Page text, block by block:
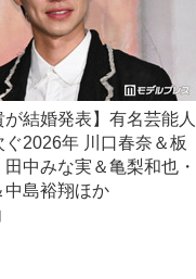
が結婚発表】有名芸能人
ぐ2026年 川口春奈＆板
中みな実＆亀梨和也・
中島裕翔ほか